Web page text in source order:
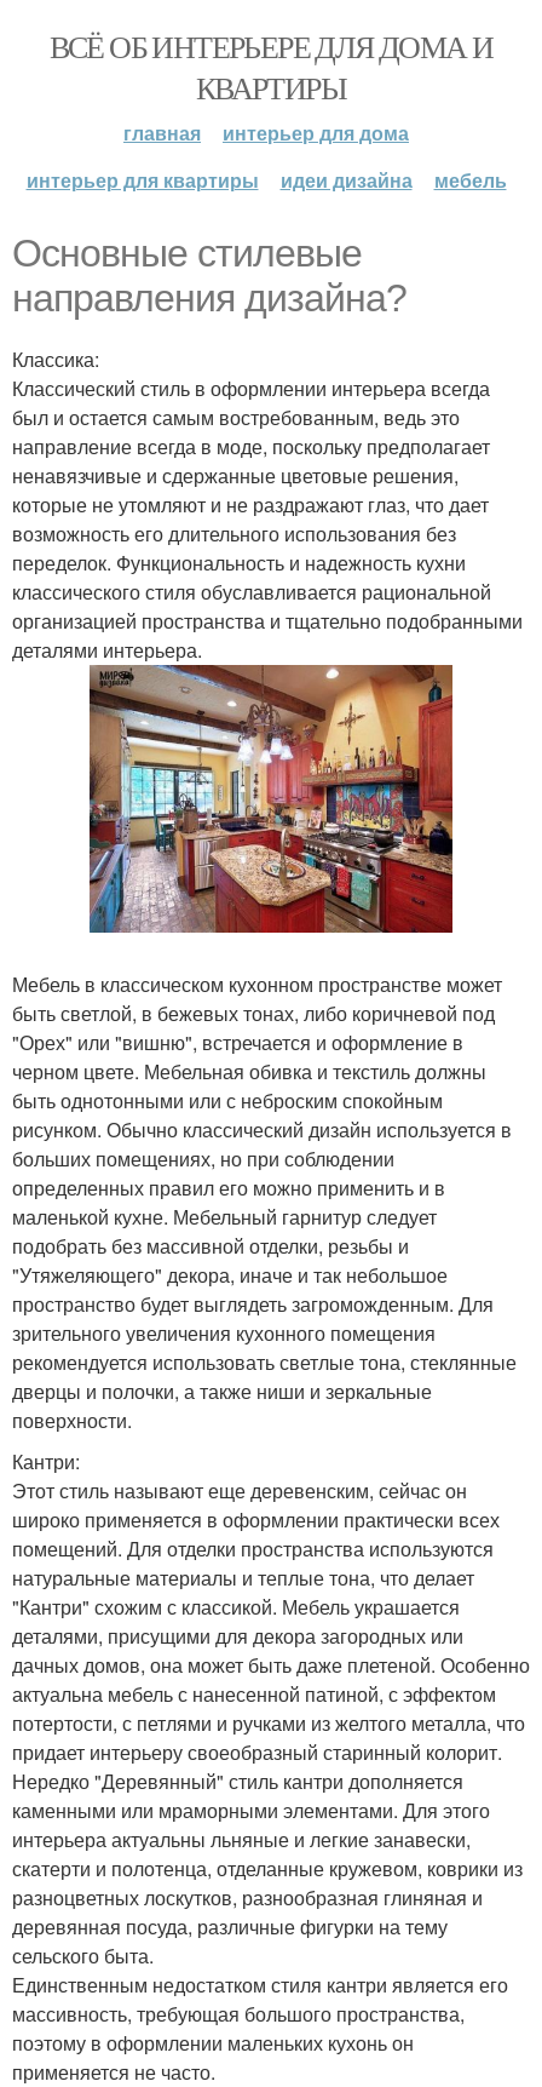
ВСЁ ОБ ИНТЕРЬЕРЕ ДЛЯ ДОМА И
КВАРТИРЫ
главная
интерьер для дома
интерьер для квартиры
идеи дизайна мебель
Основные стилевые
направления дизайна?
Классика:
Классический стиль в оформлении интерьера всегда
был и остается самым востребованным, ведь это
направление всегда в моде, поскольку предполагает
ненавязчивые и сдержанные цветовые решения,
которые не утомляют и не раздражают глаз, что дает
возможность его длительного использования без
переделок. Функциональность и надежность кухни
классического стиля обуславливается рациональной
организацией пространства и тщательно подобранными
деталями интерьера.
Мебель в классическом кухонном пространстве может
быть светлой, в бежевых тонах, либо коричневой под
"Орех" или "вишню", встречается и оформление в
черном цвете. Мебельная обивка и текстиль должны
быть однотонными или с неброским спокойным
рисунком. Обычно классический дизайн используется в
больших помещениях, но при соблюдении
определенных правил его можно применить и в
маленькой кухне. Мебельный гарнитур следует
подобрать без массивной отделки, резьбы и
"Утяжеляющего" декора, иначе и так небольшое
пространство будет выглядеть загроможденным. Для
зрительного увеличения кухонного помещения
рекомендуется использовать светлые тона, стеклянные
дверцы и полочки, а также ниши и зеркальные
поверхности.
Кантри:
Этот стиль называют еще деревенским, сейчас он
широко применяется в оформлении практически всех
помещений. Для отделки пространства используются
натуральные материалы и теплые тона, что делает
"Кантри" схожим с классикой. Мебель украшается
деталями, присущими для декора загородных или
дачных домов, она может быть даже плетеной. Особенно
актуальна мебель с нанесенной патиной, с эффектом
потертости, с петлями и ручками из желтого металла, что
придает интерьеру своеобразный старинный колорит.
Нередко "Деревянный" стиль кантри дополняется
каменными или мраморными элементами. Для этого
интерьера актуальны льняные и легкие занавески,
скатерти и полотенца, отделанные кружевом, коврики из
разноцветных лоскутков, разнообразная глиняная и
деревянная посуда, различные фигурки на тему
сельского быта.
Единственным недостатком стиля кантри является его
массивность, требующая большого пространства,
поэтому в оформлении маленьких кухонь он
применяется не часто.